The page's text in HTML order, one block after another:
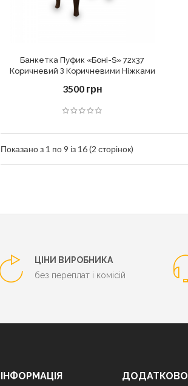
Банкетка Пуфик «Боні-S» 72х37
Коричневий З Коричневими Ніжками
3500 грн
Показано з 1 по 9 із 16 (2 сторінок)
ЦІНИ ВИРОБНИКА
без переплат і комісій
ІНФОРМАЦІЯ ДОДАТКОВО